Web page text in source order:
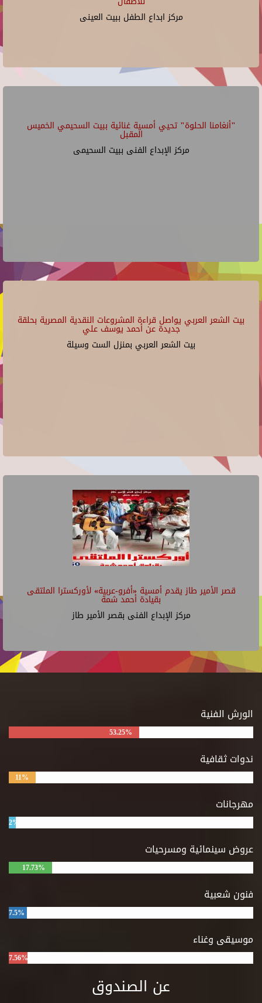
مركز ابداع الطفل ببيت العينى
"أنغامنا الحلوة" تحيي أمسية غنائية ببيت السحيمي الخميس
المقبل
مركز الإبداع الفنى ببيت السحيمى
بيت الشعر العربي يواصل قراءة المشروعات النقدية المصرية بحلقة
جديدة عن أحمد يوسف علي
بيت الشعر العربي بمنزل الست وسيلة
قصر الأمير طاز يقدم أمسية «أفرو-عربية» لأوركسترا الملتقى
بقيادة أحمد شمة
مركز الإبداع الفنى بقصر الأمير طاز
الورش الفنية
53.25%
ندوات ثقافية
11%
مهرجانات
2%
عروض سينمائية ومسرحيات
17.73%
فنون شعبية
7.5%
موسيقى وغناء
7.56%
عن الصندوق